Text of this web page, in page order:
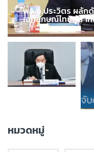
พล.อ.ประวิตร ผลัก
เอกลักษณ์ไทยสู่สา
หมวดหมู่